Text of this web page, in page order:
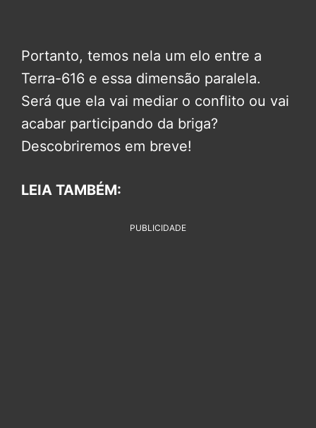
Portanto, temos nela um elo entre a
Terra-616 e essa dimensão paralela.
Será que ela vai mediar o conflito ou vai
acabar participando da briga?
Descobriremos em breve!
LEIA TAMBÉM:
PUBLICIDADE